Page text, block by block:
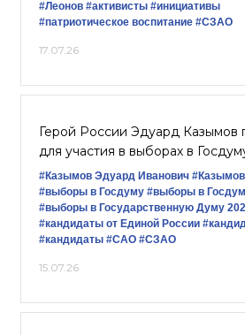
#Леонов #активисты #инициативы
#патриотическое воспитание #СЗАО
17.07.26
Герой России Эдуард Казымов
для участия в выборах в
#Казымов Эдуард Иванович #Казымов
#выборы в Госдуму #выборы в
#выборы в Государственную Думу
#кандидаты от Единой России
#кандидаты #САО #СЗАО
15.07.26